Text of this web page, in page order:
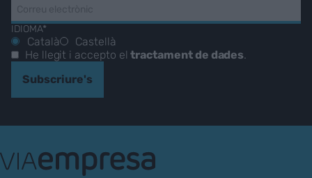
IDIOMA*
Català
Castellà
He llegit i accepto eltractament de dades.
Subscriure's